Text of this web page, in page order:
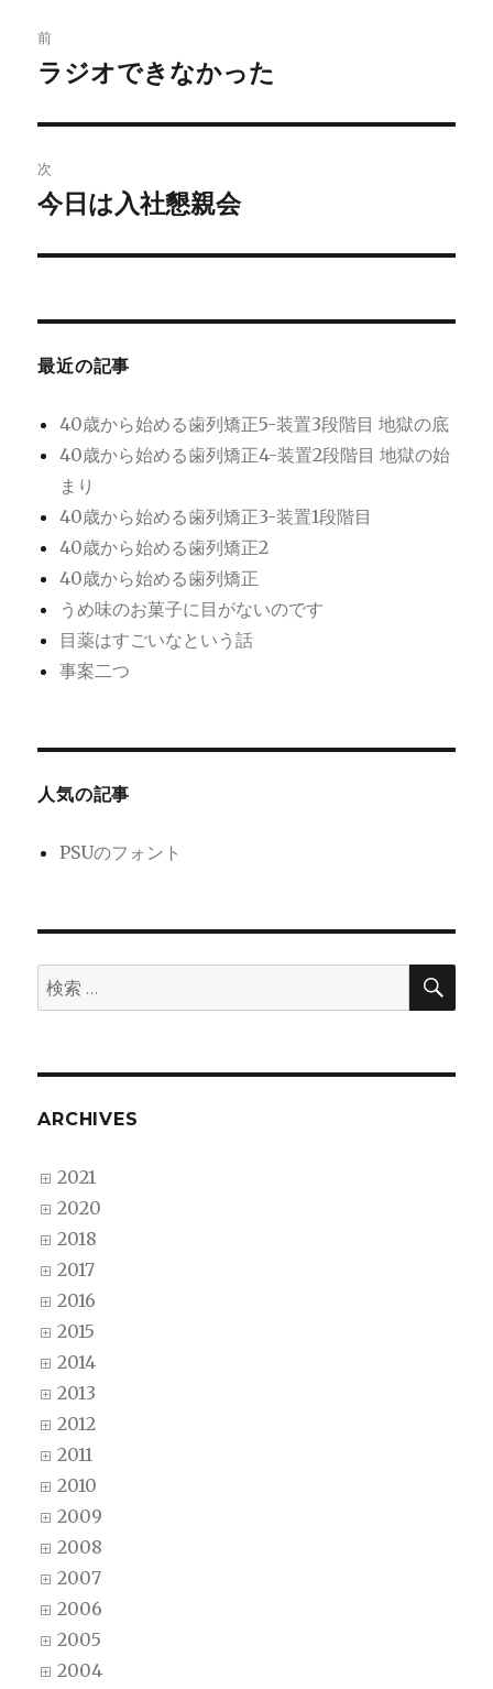
稿
ビ
ゲ
ー
前
前
投
稿:
ラジオできなかった
次
次
投
今日は入社懇親会
最近の記事
40歳から始める歯列矯正5-装置3段階目 地獄の底
40歳から始める歯列矯正4-装置2段階目 地獄の始
まり
40歳から始める歯列矯正3-装置1段階目
40歳から始める歯列矯正2
40歳から始める歯列矯正
うめ味のお菓子に目がないのです
目薬はすごいなという話
事案二つ
人気の記事
PSUのフォント
検
索:
検
ARCHIVES
2021
2020
2018
2017
2016
2015
2014
2013
2012
2011
2010
2009
2008
2007
2006
2005
2004